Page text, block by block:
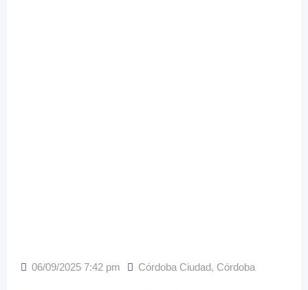
06/09/2025 7:42 pm Córdoba Ciudad, Córdoba